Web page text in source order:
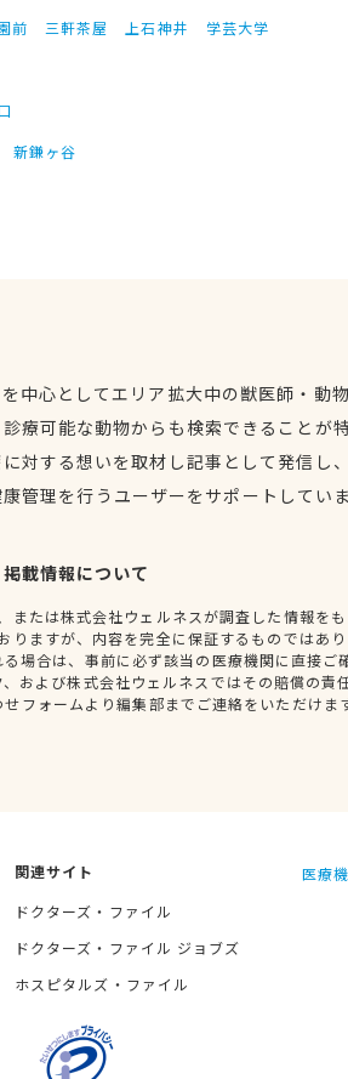
前 三軒茶屋 上石神井
学芸大学
新鎌ヶ谷
中心としてエリア拡大中の獣医師・動
療可能な動物からも検索できることが
対する想いを取材し記事として発信し
管理を行うユーザーをサポートしてい
掲載情報について
または株式会社ウェルネスが調査した情報を
りますが、内容を完全に保証するものではあ
場合は、事前に必ず該当の医療機関に直接ご
および株式会社ウェルネスではその賠償の責
フォームより編集部までご連絡をいただけま
関連サイト
ドクターズ・ファイル
ドクターズ・ファイル ジョブズ
ホスピタルズ・ファイル
医療